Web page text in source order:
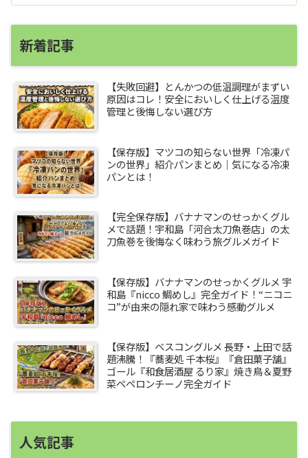
新着記事
【失敗回避】とんかつの低温調理がまずい
原因はコレ！安全においしく仕上げる温度
管理と後悔しない選び方
【保存版】マツコの知らない世界「冷凍パ
ンの世界」紹介パンまとめ｜気になる冷凍
パンとは！
【完全保存版】バナナマンのせっかくグル
メで話題！宇和島「河合太刀魚巻店」の太
刀魚巻を後悔なく味わう旅グルメガイド
【保存版】バナナマンのせっかくグルメ 宇
和島『nicco 鯛めし』完全ガイド！“ニコニ
コ”が由来の隠れ家で味わう感動グルメ
【保存版】ベスコングルメ 長野・上田で話
題沸騰！『蕎麦処 千本桜』『倉田菓子舗』
ゴール『和食居酒屋 るり家』焼き鳥＆夏野
菜ペペロンチーノ完全ガイド
人気記事